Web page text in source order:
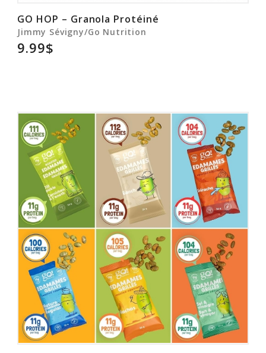
GO HOP – Granola Protéiné
Jimmy Sévigny/Go Nutrition
9.99$